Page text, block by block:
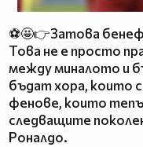
⚽🤩👉Затова
Това не е просто
между миналото и
бъдат хора, които
фенове, които
следващите
Роналдо.